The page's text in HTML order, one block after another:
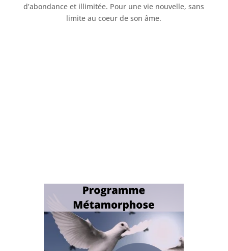
d’abondance et illimitée. Pour une vie nouvelle, sans
limite au coeur de son âme.